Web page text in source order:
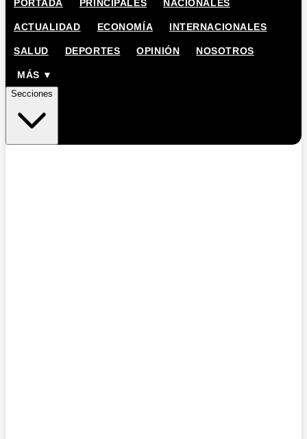
PORTADA PRINCIPALES NACIONALES
ACTUALIDAD ECONOMÍA INTERNACIONALES
SALUD DEPORTES OPINIÓN NOSOTROS
MÁS ▼
Secciones